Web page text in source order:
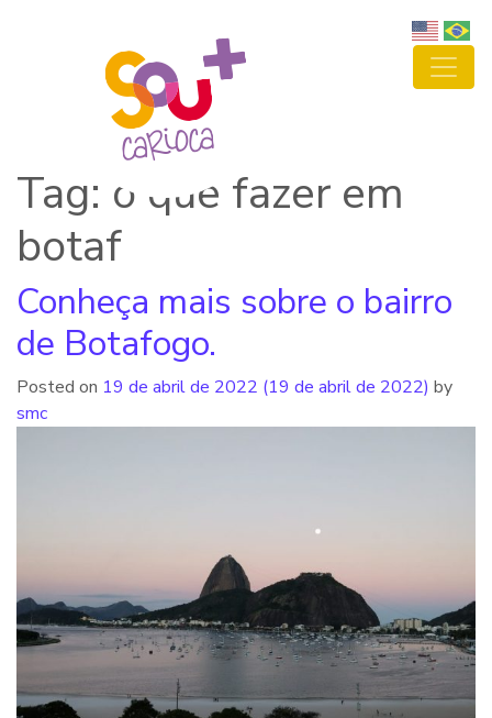
Tag: o que fazer em
botaf
Conheça mais sobre o bairro
de Botafogo.
Posted on 19 de abril de 2022 (19 de abril de 2022) by
smc